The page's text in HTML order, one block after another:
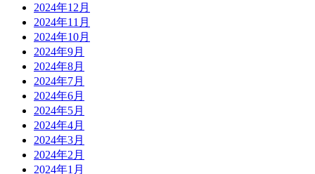
2024年12月
2024年11月
2024年10月
2024年9月
2024年8月
2024年7月
2024年6月
2024年5月
2024年4月
2024年3月
2024年2月
2024年1月